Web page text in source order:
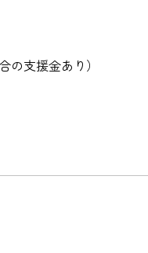
支援金あり）